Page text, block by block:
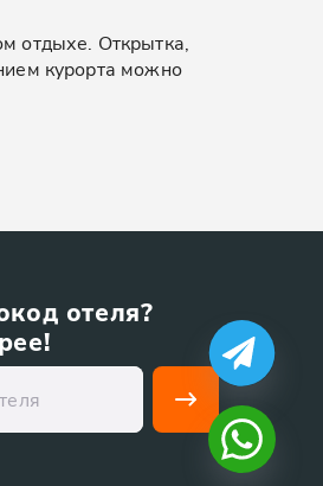
отдыхе. Открытка,
курорта можно
отеля?